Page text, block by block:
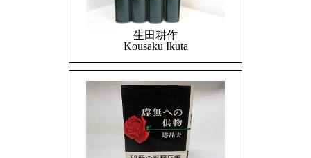
生田耕作
Kousaku Ikuta